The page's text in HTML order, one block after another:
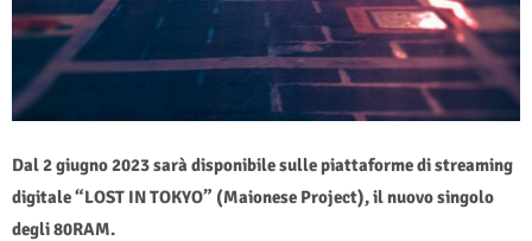
Dal 2 giugno 2023 sarà disponibile sulle piattaforme di streaming
digitale “LOST IN TOKYO” (Maionese Project), il nuovo singolo
degli 80RAM.